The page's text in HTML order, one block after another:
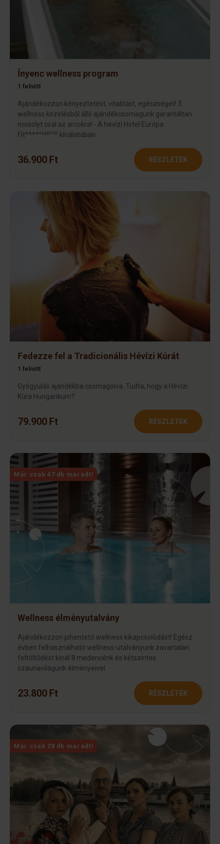
Ínyenc wellness program
1 felnőtt
Ajándékozzon kényeztetést, vitalitást, egészséget! 3
wellness kezelésből álló ajándékcsomagunk garantáltan
mosolyt csal az arcokra! - A hévízi Hotel Európa
Fit****superior kínálatában.
36.900 Ft RÉSZLETEK
Fedezze fel a Tradicionális Hévízi Kúrát
1 felnőtt
Gyógyulás ajándékba csomagolva. Tudta, hogy a Hévízi
Kúra Hungarikum?
79.900 Ft RÉSZLETEK
Már csak 47 db maradt!
Wellness élményutalvány
Ajándékozzon pihentető wellness kikapcsolódást! Egész
évben felhasználható wellness-utalványunk zavartalan
feltöltődést kínál 8 medencénk és kétszintes
szaunavilágunk élményeivel.
23.800 Ft RÉSZLETEK
Már csak 28 db maradt!